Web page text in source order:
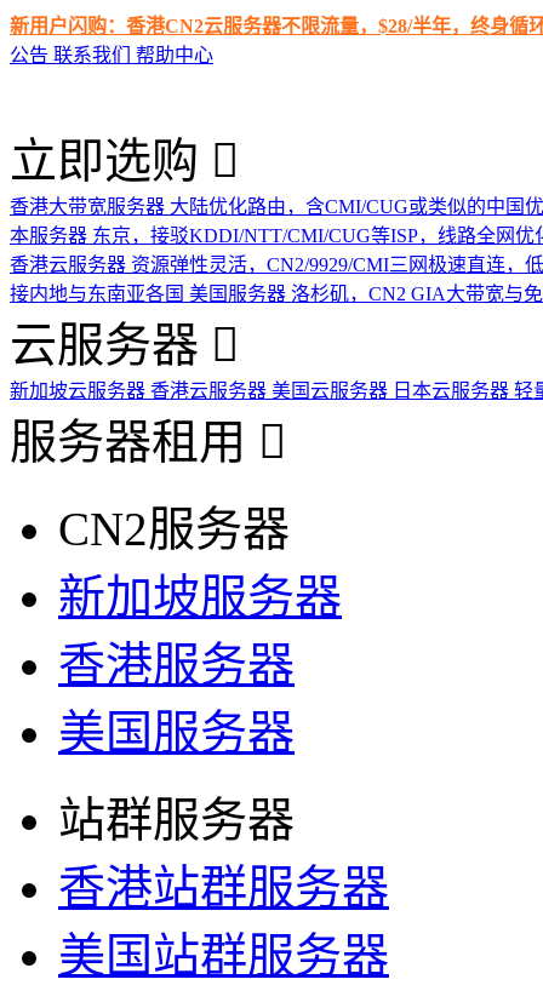
新用户闪购：香港CN2云服务器不限流量，$28/半年，终身循
公告 联系我们 帮助中心
立即选购
香港大带宽服务器 大陆优化路由，含CMI/CUG或类似的中国
本服务器 东京，接驳KDDI/NTT/CMI/CUG等ISP，线路全网优
香港云服务器 资源弹性灵活，CN2/9929/CMI三网极速直连，
接内地与东南亚各国 美国服务器 洛杉矶，CN2 GIA大带宽与
云服务器
新加坡云服务器 香港云服务器 美国云服务器 日本云服务器 轻
服务器租用
CN2服务器
新加坡服务器
香港服务器
美国服务器
站群服务器
香港站群服务器
美国站群服务器